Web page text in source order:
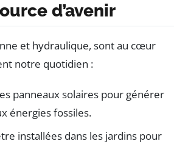
d’avenir
et hydraulique, sont au cœur
notre quotidien :
panneaux solaires pour générer
énergies fossiles.
installées dans les jardins pour